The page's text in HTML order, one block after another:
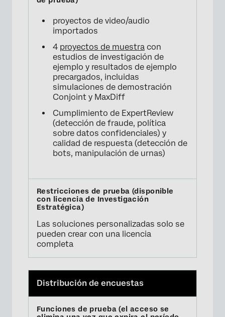
proyectos de video/audio
importados
4 proyectos de muestra con
estudios de investigación de
ejemplo y resultados de ejemplo
precargados, incluidas
simulaciones de demostración
Conjoint y MaxDiff
Cumplimiento de ExpertReview
(detección de fraude, política
sobre datos confidenciales) y
calidad de respuesta (detección de
bots, manipulación de urnas)
Las soluciones personalizadas solo se
pueden crear con una licencia
completa
Distribución de encuestas